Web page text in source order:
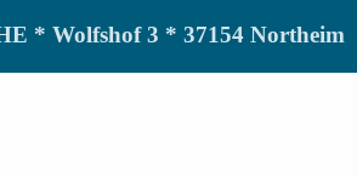
* Wolfshof 3 * 37154 Northeim